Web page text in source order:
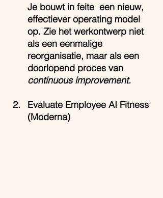
Je bouwt in feite  een nieuw,
effectiever operating model
op. Zie het werkontwerp niet
als een eenmalige
reorganisatie, maar als een
doorlopend proces van
continuous improvement.
Evaluate Employee AI Fitness
(Moderna)